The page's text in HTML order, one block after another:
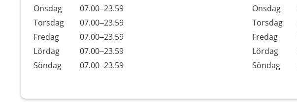
Onsdag
07.00–23.59
Torsdag
07.00–23.59
Fredag
07.00–23.59
Lördag
07.00–23.59
Söndag
07.00–23.59
Onsdag
Torsdag
Fredag
Lördag
Söndag